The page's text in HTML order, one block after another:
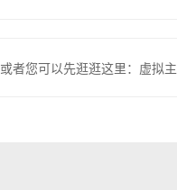
或者您可以先逛逛这里：虚拟